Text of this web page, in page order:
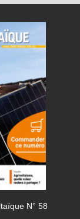
N° 58